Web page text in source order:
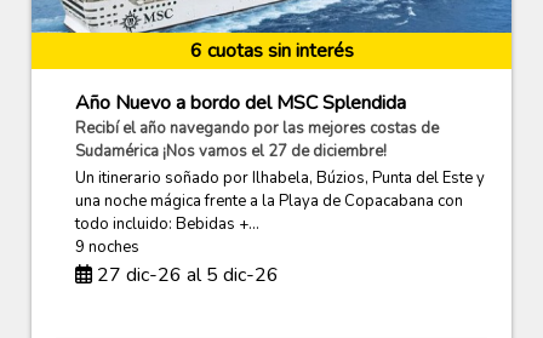
6 cuotas sin interés
Año Nuevo a bordo del MSC Splendida
Recibí el año navegando por las mejores costas de
Sudamérica ¡Nos vamos el 27 de diciembre!
Un itinerario soñado por Ilhabela, Búzios, Punta del Este y
una noche mágica frente a la Playa de Copacabana con
todo incluido: Bebidas +...
9 noches
27 dic-26 al 5 dic-26